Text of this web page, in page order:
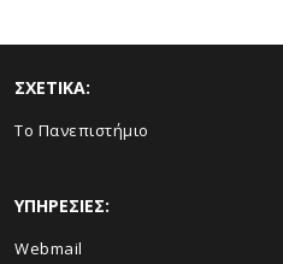
ΣΧΕΤΙΚΑ:
Το Πανεπιστήμιο
ΥΠΗΡΕΣΙΕΣ:
Webmail